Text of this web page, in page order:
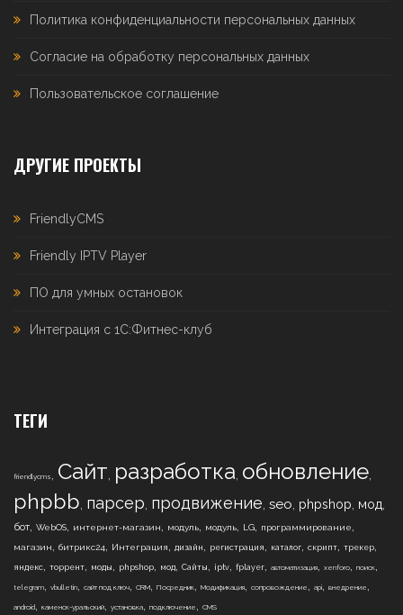
Политика конфиденциальности персональных данных
Согласие на обработку персональных данных
Пользовательское соглашение
ДРУГИЕ ПРОЕКТЫ
FriendlyCMS
Friendly IPTV Player
ПО для умных остановок
Интеграция с 1С:Фитнес-клуб
ТЕГИ
friendlycms , Сайт, разработка, обновление,
phpbb, парсер, продвижение, seo, phpshop, мод,
бот, WebOS, интернет-магазин, модуль, модуль, LG, программирование,
магазин, битрикс24, Интеграция, дизайн , регистрация , каталог, скрипт, трекер,
яндекс, торрент, моды , phpshop, мод, Сайты , iptv, fplayer, автоматизация, xenforo, поиск,
telegram, vbulletin, сайт под ключ, CRM, Посредник, Модификация, сопровождение , api, внедрение ,
android, каменск-уральский, установка, подключение , CMS